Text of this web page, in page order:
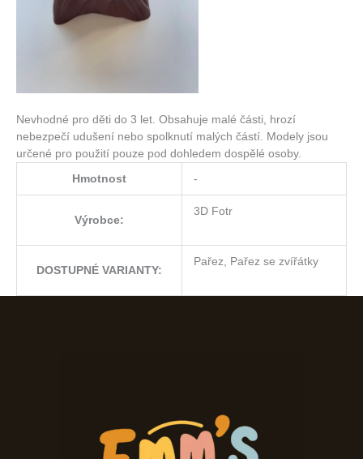
Nevhodné pro děti do 3 let. Obsahuje malé části, hrozí
nebezpečí udušení nebo spolknutí malých částí. Modely jsou
určené pro použití pouze pod dohledem dospělé osoby.
Hmotnost -
Výrobce:
3D Fotr
DOSTUPNÉ VARIANTY:
Pařez, Pařez se zvířátky